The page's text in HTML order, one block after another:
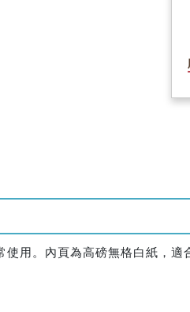
用。內頁為高磅無格白紙，